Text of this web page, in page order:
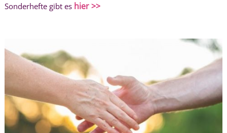
Sonderhefte gibt es hier >>